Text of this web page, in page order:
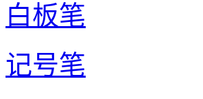
白板笔
记号笔